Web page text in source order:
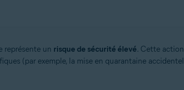
représente un risque de sécurité élevé. Cette
(par exemple, la mise en quarantaine